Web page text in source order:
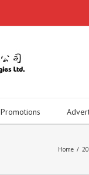
Promotions
Home /